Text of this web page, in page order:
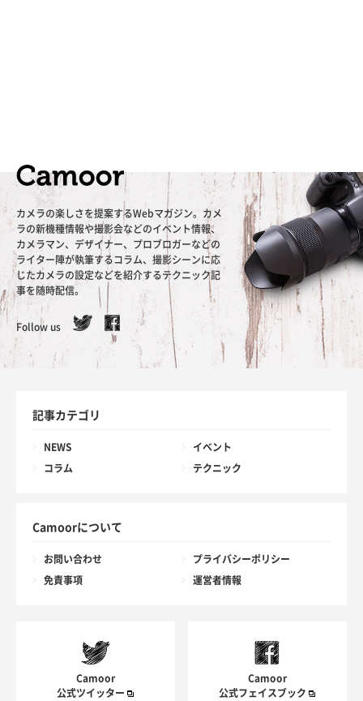
カメラの楽しさを提案するWebマガジン。カメ
ラの新機種情報や撮影会などのイベント情報、
カメラマン、デザイナー、プロブロガーなどの
ライター陣が執筆するコラム、撮影シーンに応
じたカメラの設定などを紹介するテクニック記
事を随時配信。
Follow us
記事カテゴリ
NEWS イベント
コラム テクニック
Camoorについて
お問い合わせ プライバシーポリシー
免責事項 運営者情報
Camoor
公式ツイッター
Camoor
公式フェイスブック